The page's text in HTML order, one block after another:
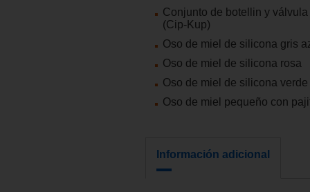
Conjunto de botellin y
(Cip-Kup)
Oso de miel de silicona gris
Oso de miel de silicona rosa
Oso de miel de silicona verde
Oso de miel pequeño con
Información adicional